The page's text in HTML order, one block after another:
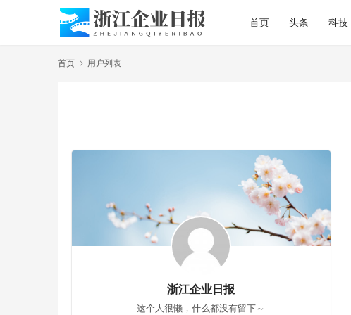
首页 头条 科技
首页 用户列表
浙江企业日报
这个人很懒，什么都没有留下～